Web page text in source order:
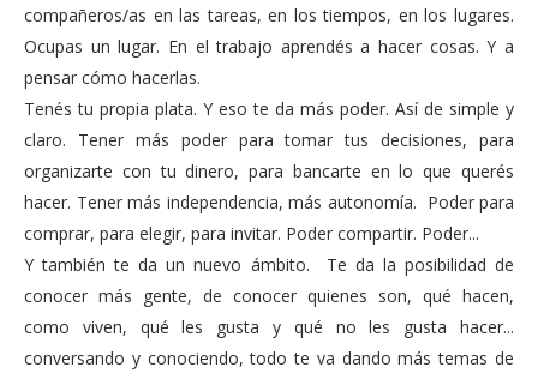
compañeros/as en las tareas, en los tiempos, en los lugares.
Ocupas un lugar. En el trabajo aprendés a hacer cosas. Y a
pensar cómo hacerlas.
Tenés tu propia plata. Y eso te da más poder. Así de simple y
claro. Tener más poder para tomar tus decisiones, para
organizarte con tu dinero, para bancarte en lo que querés
hacer. Tener más independencia, más autonomía. Poder para
comprar, para elegir, para invitar. Poder compartir. Poder...
Y también te da un nuevo ámbito. Te da la posibilidad de
conocer más gente, de conocer quienes son, qué hacen,
como viven, qué les gusta y qué no les gusta hacer...
conversando y conociendo, todo te va dando más temas de